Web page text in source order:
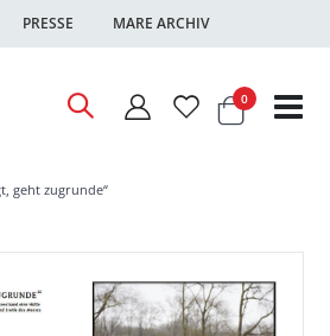
PRESSE MARE ARCHIV
Warenkorb
0Artikel
geht zugrunde“